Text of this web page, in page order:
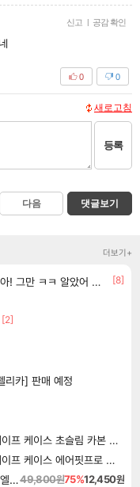
신고 | 공감 확인
0
0
새로고침
등록
다음 댓글보기
더보기+
만 ㅋㅋ 알았어 ㅋㅋ
[8]
[2]
리카] 판매 예정
드 맥핏 갤럭시Z 폴드8 울트라, 아라미드, 블랙
맥핏 블랙, 갤럭시Z 폴드8 울트라
드래곤 퀘스트 몬스터즈 3 마족 왕자와 엘프의 여행 Dragon Quest Monsters The Dark Prince49,800원75%12,450원